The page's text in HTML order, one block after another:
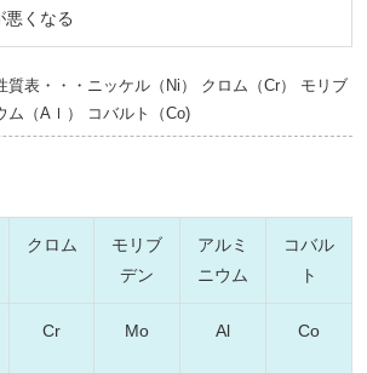
悪くなる
質表・・・ニッケル（Ni） クロム（Cr） モリブ
ム（Aｌ） コバルト（Co)
クロム
モリブ
デン
アルミ
ニウム
コバル
ト
Cr Mo Al Co